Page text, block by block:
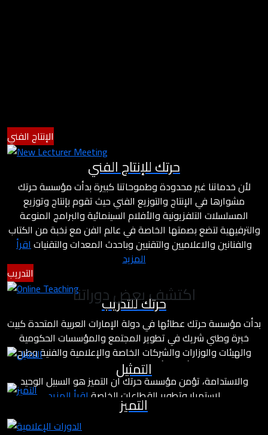
الإنتاج الفني
حرتك للإنتاج الفني
لأن خدماتنا غير محدودة وطموحاتنا كبيرة بدأت مؤسسة حرتك
مشوارها في الإنتاج والتوزيع الفني حيث تقوم بإنتاج وتوزيع
المسلسلات التلفزيونية والأفلام السينمائية والبرامج المنوعة
والترفيهية لتضع بصمتها الخاصة في عالم الفن مع نخبة من الكتاب
والفنانين والاعلاميين والتقنيين وباحدث المعدات والتقنياتاقرأ
المزيد
التدريب
حرتك للتدريب
بدأت مؤسسة حرتك عطائها في دولة الإمارات العربية المتحدة كبيت
خبرة وطني شريك في تطوير المجتمع والمؤسسات الحكومية
والهيئات والوزارات والشركات الخاصة والإعلامية والفنية وطرح
مشاريع درامية وأفلام بأسلوب مختلف يعتمد على معايير التميز
والاستدامة، تؤمن مؤسسة حرتك أن التميز هو السبيل الوحيد
لاستمرار وتطوير القطاعات الخاصة اقرأ المزيد
اكتشف بعض دوراتنا
التمثيل
التميز